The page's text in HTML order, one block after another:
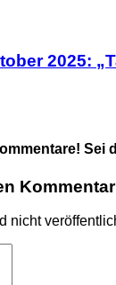
2025:
Sei
Kommentar
nicht